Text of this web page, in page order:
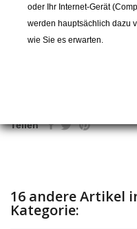
Poids : 336 g
Dimension : 160 mm * 220
Date de parution : 21/01/2022
Teilen
16 andere Artikel
Kategorie:
oder Ihr Internet-Gerät
werden hauptsächlich dazu
wie Sie es erwarten.